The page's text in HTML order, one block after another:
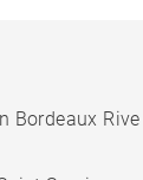
Bordeaux Rive